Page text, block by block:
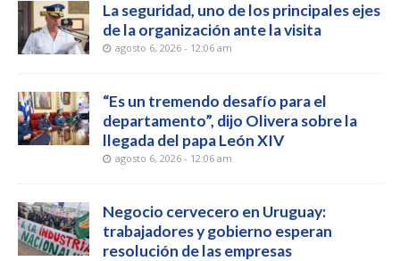
La seguridad, uno de los principales ejes
de la organización ante la visita
agosto 6, 2026 - 12:06 am
“Es un tremendo desafío para el
departamento”, dijo Olivera sobre la
llegada del papa León XIV
agosto 6, 2026 - 12:06 am
Negocio cervecero en Uruguay:
trabajadores y gobierno esperan
resolución de las empresas